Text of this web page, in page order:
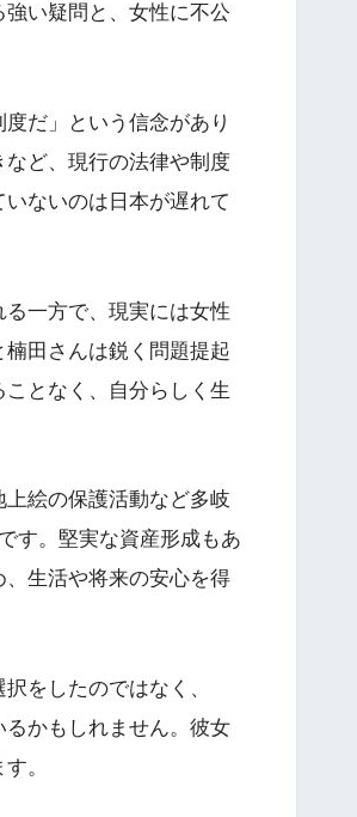
い疑問と、女性に不公
だ」という信念があり
ど、現行の法律や制度
ないのは日本が遅れて
一方で、現実には女性
田さんは鋭く問題提起
となく、自分らしく生
絵の保護活動など多岐
す。堅実な資産形成もあ
生活や将来の安心を得
をしたのではなく、
るかもしれません。彼女
。